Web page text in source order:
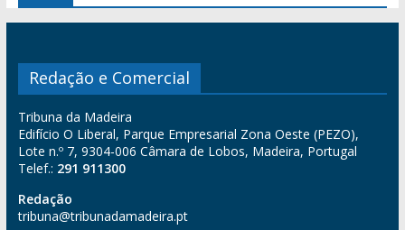
Redação e Comercial
Tribuna da Madeira
Edifício O Liberal, Parque Empresarial Zona Oeste (PEZO),
Lote n.º 7, 9304-006 Câmara de Lobos, Madeira, Portugal
Telef.: 291 911300
Redação
tribuna@tribunadamadeira.pt